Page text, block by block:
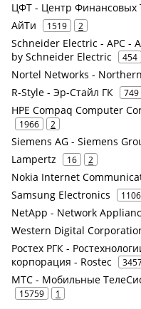
ЦФТ - Центр Финансовых
АйТи 1519 2
Schneider Electric - APC -
by Schneider Electric
454
Nortel Networks -
R-Style - Эр-Стайл ГК 749
HPE Compaq Computer
1966 2
Siemens AG - Siemens
Lampertz 16 2
Nokia Internet
Samsung Electronics
NetApp - Network
Western Digital
Ростех РГК -
корпорация - Rostec
МТС - Мобильные
15759 1